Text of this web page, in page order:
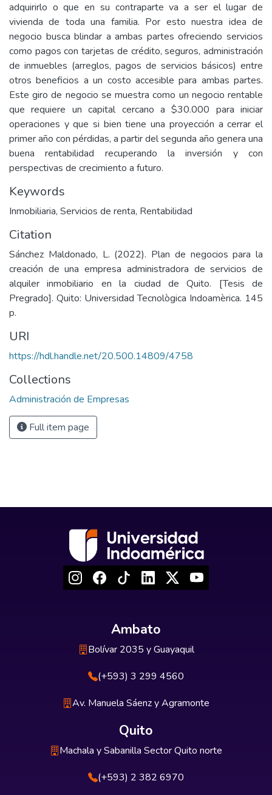
adquirirlo o que en su contraparte va a ser el lugar de
vivienda de toda una familia. Por esto nuestra idea de
negocio busca blindar a ambas partes ofreciendo servicios
como pagos con tarjetas de crédito, seguros, administración
de inmuebles (arreglos, pagos de servicios básicos) entre
otros beneficios a un costo accesible para ambas partes.
Este giro de negocio se muestra como un negocio rentable
que requiere un capital cercano a $30.000 para iniciar
operaciones y que si bien tiene una proyección a cerrar el
primer año con pérdidas, a partir del segunda año genera una
buena rentabilidad recuperando la inversión y con
perspectivas de crecimiento a futuro.
Keywords
Inmobiliaria, Servicios de renta, Rentabilidad
Citation
Sánchez Maldonado, L. (2022). Plan de negocios para la
creación de una empresa administradora de servicios de
alquiler inmobiliario en la ciudad de Quito. [Tesis de
Pregrado]. Quito: Universidad Tecnològica Indoamèrica. 145
p.
URI
https://hdl.handle.net/20.500.14809/4758
Collections
Administración de Empresas
Full item page
Ambato
Bolívar 2035 y Guayaquil
(+593) 3 299 4560
Av. Manuela Sáenz y Agramonte
Quito
Machala y Sabanilla Sector Quito norte
(+593) 2 382 6970